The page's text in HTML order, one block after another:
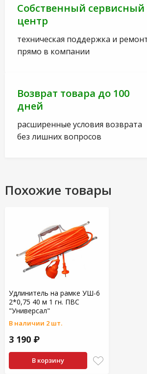
Собственный сервисный
центр
техническая поддержка и
прямо в компании
Возврат товара до 100
дней
расширенные условия возврата
без лишних вопросов
Похожие товары
Удлинитель на рамке УШ-6
2*0,75 40 м 1 гн. ПВС
"Универсал"
В наличии 2 шт.
3 190 ₽
В корзину